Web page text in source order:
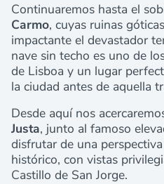
Continuaremos hasta el
Carmo, cuyas ruinas
impactante el devastador
nave sin techo es uno de
de Lisboa y un lugar
la ciudad antes de aquella
Desde aquí nos
Justa, junto al famoso
disfrutar de una
histórico, con vistas
Castillo de San Jorge.